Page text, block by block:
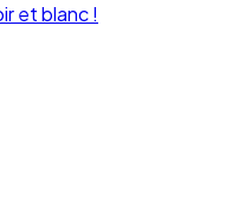
et blanc !